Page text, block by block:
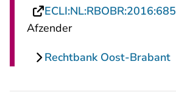
ECLI:NL:RBOBR:2016:685
Afzender
Rechtbank Oost-Brabant